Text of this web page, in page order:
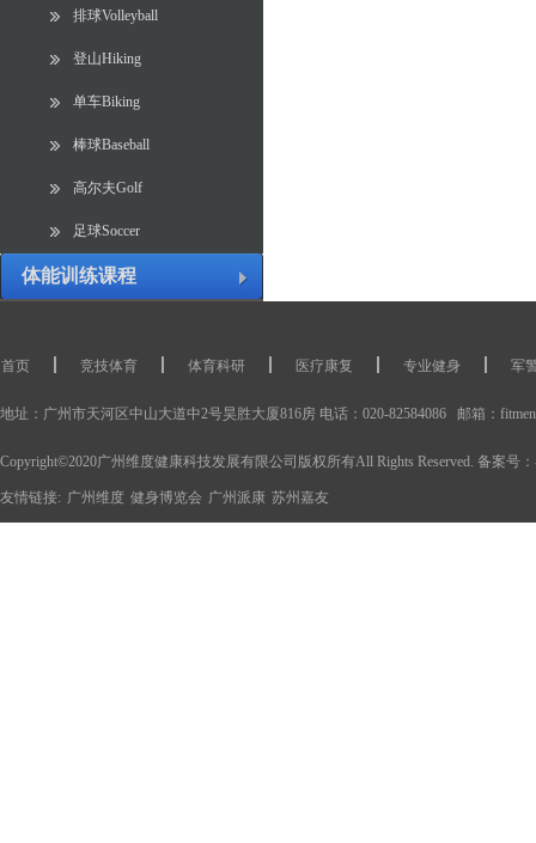
排球Volleyball
登山Hiking
单车Biking
棒球Baseball
高尔夫Golf
足球Soccer
体能训练课程
首页 竞技体育 体育科研 医疗康复 专业健身
军
地址：广州市天河区中山大道中2号昊胜大厦816房 电话：020-82584086 邮箱：
Copyright©2020广州维度健康科技发展有限公司版权所有All Rights Reserved. 备案号：
友情链接: 广州维度 健身博览会 广州派康 苏州嘉友